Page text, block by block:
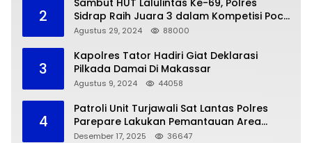
2
Sambut HUT Lalulintas Ke-69, Polres
Sidrap Raih Juara 3 dalam Kompetisi Pocil
Zona 5
Agustus 29, 2024 88000
3
Kapolres Tator Hadiri Giat Deklarasi
Pilkada Damai Di Makassar
Agustus 9, 2024 44058
4
Patroli Unit Turjawali Sat Lantas Polres
Parepare Lakukan Pemantauan Area
Larangan Parkir
Desember 17, 2025 36647